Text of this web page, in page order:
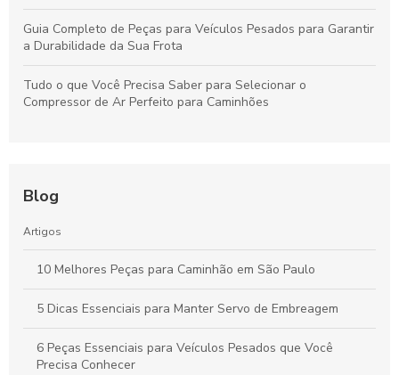
Guia Completo de Peças para Veículos Pesados para Garantir
a Durabilidade da Sua Frota
Tudo o que Você Precisa Saber para Selecionar o
Compressor de Ar Perfeito para Caminhões
Blog
Artigos
10 Melhores Peças para Caminhão em São Paulo
5 Dicas Essenciais para Manter Servo de Embreagem
6 Peças Essenciais para Veículos Pesados que Você
Precisa Conhecer